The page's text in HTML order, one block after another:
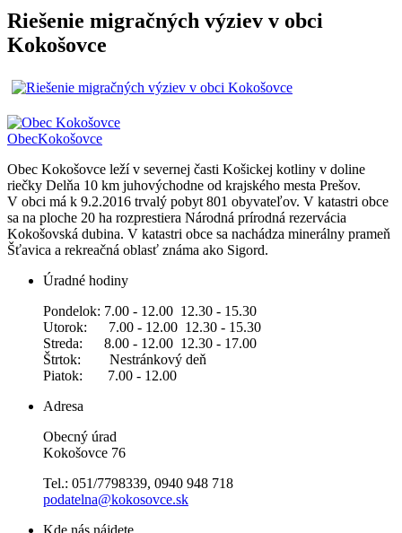
Riešenie migračných výziev v obci
Kokošovce
ObecKokošovce
Obec Kokošovce leží v severnej časti Košickej kotliny v doline
riečky Delňa 10 km juhovýchodne od krajského mesta Prešov.
V obci má k 9.2.2016 trvalý pobyt 801 obyvateľov. V katastri obce
sa na ploche 20 ha rozprestiera Národná prírodná rezervácia
Kokošovská dubina. V katastri obce sa nachádza minerálny prameň
Šťavica a rekreačná oblasť známa ako Sigord.
Úradné hodiny
Pondelok: 7.00 - 12.00 12.30 - 15.30
Utorok: 7.00 - 12.00 12.30 - 15.30
Streda: 8.00 - 12.00 12.30 - 17.00
Štrtok: Nestránkový deň
Piatok: 7.00 - 12.00
Adresa
Obecný úrad
Kokošovce 76
Tel.: 051/7798339, 0940 948 718
podatelna@kokosovce.sk